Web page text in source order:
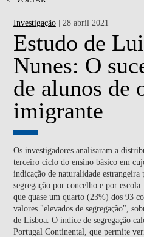
Investigação| 28 abril 2021
Estudo de
Nunes: O
de alunos de
imigrante
Os investigadores analisaram a
terceiro ciclo do ensino básico em
indicação de naturalidade
segregação por concelho e por
que quase um quarto (23%) dos 93
valores "elevados de segregação",
de Lisboa. O índice de segregação
Portugal Continental, que permite